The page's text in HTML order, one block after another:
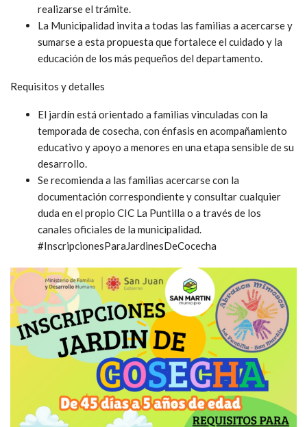
realizarse el trámite.
La Municipalidad invita a todas las familias a acercarse y
sumarse a esta propuesta que fortalece el cuidado y la
educación de los más pequeños del departamento.
Requisitos y detalles
El jardín está orientado a familias vinculadas con la
temporada de cosecha, con énfasis en acompañamiento
educativo y apoyo a menores en una etapa sensible de su
desarrollo.
Se recomienda a las familias acercarse con la
documentación correspondiente y consultar cualquier
duda en el propio CIC La Puntilla o a través de los
canales oficiales de la municipalidad.
#InscripcionesParaJardinesDeCocecha